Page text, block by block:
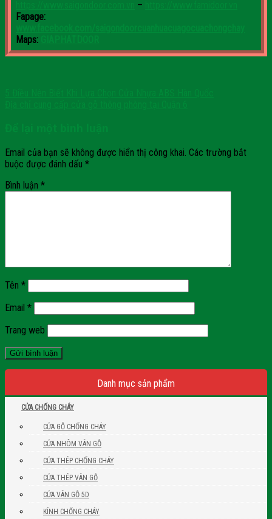
–
Fapage:
Maps:
Email của bạn sẽ không được hiển thị công khai. Các trường bắt
buộc được đánh dấu *
Bình luận *
Tên *
Email *
Trang web
Danh mục sản phẩm
CỬA CHỐNG CHÁY
CỬA GỖ CHỐNG CHÁY
CỬA NHÔM VÂN GỖ
CỬA THÉP CHỐNG CHÁY
CỬA THÉP VÂN GỖ
CỬA VÂN GỖ 5D
KÍNH CHỐNG CHÁY